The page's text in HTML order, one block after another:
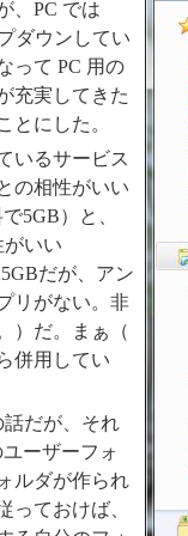
、PC では
ダウンしてい
って PC 用の
充実してきた
とにした。
いるサービス
の相性がいい
5GB）と、
がいい
だが、アン
リがない。非
）だ。まぁ（
併用してい
話だが、それ
ーザーフォ
ルダが作られ
っておけば、